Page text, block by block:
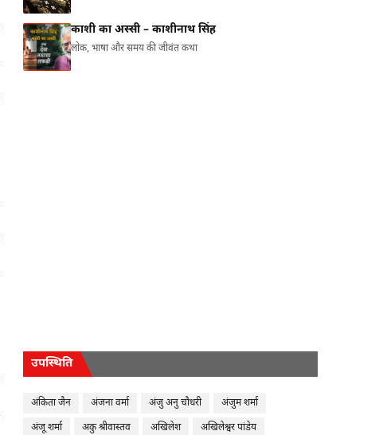
काशी का अस्सी – काशीनाथ सिंह
लोक, भाषा और समय की जीवंत कथा
उपस्थिति
अंकिता जैन अंजना वर्मा अंजु अनु चौधरी
अंजुम शर्मा
अंजू शर्मा
अकु श्रीवास्तव अखिलेश
अखिलेश्वर पांडेय